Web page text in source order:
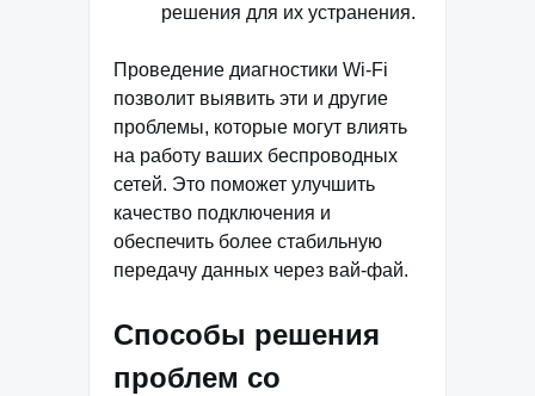
решения для их устранения.
Проведение диагностики Wi-Fi
позволит выявить эти и другие
проблемы, которые могут влиять
на работу ваших беспроводных
сетей. Это поможет улучшить
качество подключения и
обеспечить более стабильную
передачу данных через вай-фай.
Способы решения
проблем со